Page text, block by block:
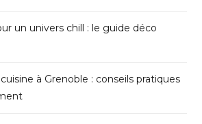
un univers chill : le guide déco
à Grenoble : conseils pratiques